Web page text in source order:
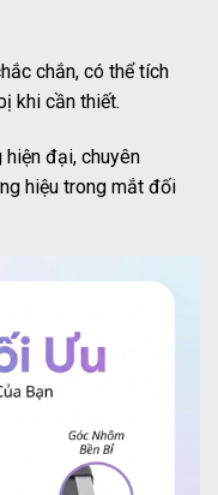
chắn, có thể tích
khi cần thiết.
đại, chuyên
hiệu trong mắt đối